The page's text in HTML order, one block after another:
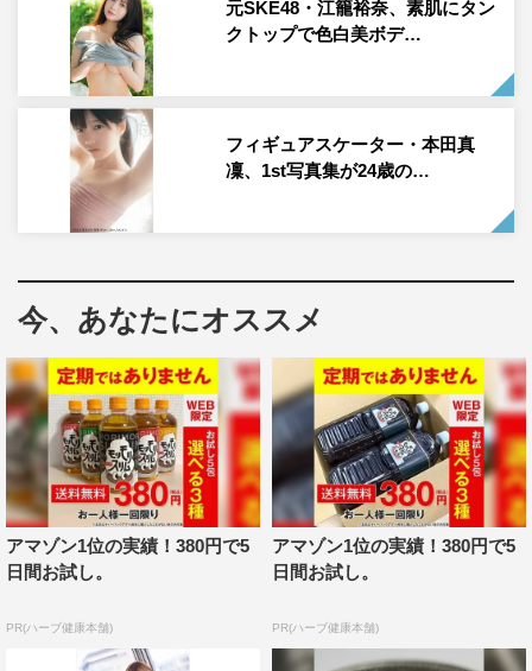
地元・福岡でオールロケを行った本作。慣れ親しんだ福岡
の街でのリラックスした姿から、糸島の海やヴィラで撮影
された水着ショット、自身の愛車バイクと撮影した水着カ
ット、そして大胆な肌見せにも挑戦したランジェリーカッ
トなど、盛りだくさんの内容となっている。また、高木の
グループ卒業を記念して、LinQメンバーたちからの祝辞も
寄せられている。
また、本作の発売を記念して、7月7日（月）に東京・渋谷
のHMV&BOOKS SHIBUYA、7月11日（金）に福岡・博多
る。
高木悠未 コメント
写真集のお話をいただいたとき、絶対に地元の福岡で撮影
したいと思ったんです。大好きな福岡の魅力も伝わる作品
にしたくて、お願いしました。いつも出かける福岡の街や
福岡のことも好きになってもらえたらいいなと思います。
また、写真集だからこそのオトナな撮影にも挑戦しまし
元SKE48・江籠裕奈、素肌にタン
クトップで色白美ボデ…
フィギュアスケーター・本田真
凜、1st写真集が24歳の…
今、あなたにオススメ
アマゾン1位の実績！380円で5
日間お試し。
PR(ハーブ健康本舗)
アマゾン1位の実績！380円で5
日間お試し。
PR(ハーブ健康本舗)